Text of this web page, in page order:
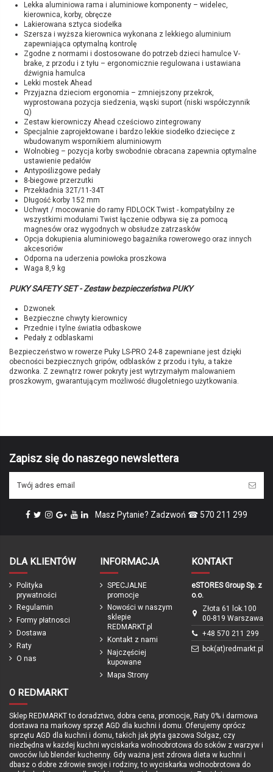
Lekka aluminiowa rama i aluminiowe komponenty – widelec,
kierownica, korby, obręcze
Lakierowana sztyca siodełka
Szersza i wyższa kierownica wykonana z lekkiego aluminium
zapewniająca optymalną kontrolę
Zgodne z normami i dostosowane do potrzeb dzieci hamulce V-
brake, z przodu i z tyłu – ergonomicznie regulowana i ustawiana
dźwignia hamulca
Lekki mostek Ahead
Przyjazna dzieciom ergonomia – zmniejszony przekrok,
wyprostowana pozycja siedzenia, wąski suport (niski współczynnik
Q)
Zestaw kierowniczy Ahead cześciowo zintegrowany
Specjalnie zaprojektowane i bardzo lekkie siodełko dziecięce z
wbudowanym wspornikiem aluminiowym
Wolnobieg – pozycja korby swobodnie obracana zapewnia optymalne
ustawienie pedałów
Antypoślizgowe pedały
8-biegowe przerzutki
Przekładnia 32T/11-34T
Długość korby 152 mm
Uchwyt / mocowanie do ramy FIDLOCK Twist - kompatybilny ze
wszystkimi modułami Twist łączenie odbywa się za pomocą
magnesów oraz wygodnych w obsłudze zatrzasków
Opcja dokupienia aluminiowego bagażnika rowerowego oraz innych
akcesoriów
Odporna na uderzenia powłoka proszkowa
Waga 8,9 kg
PUKY SAFETY SET - Zestaw bezpieczeństwa PUKY
Dzwonek
Bezpieczne chwyty kierownicy
Przednie i tylne światła odbaskowe
Pedały z odblaskami
Bezpieczeństwo w rowerze Puky LS-PRO 24-8 zapewniane jest dzięki
obecności bezpiecznych gripów, odblasków z przodu i tyłu, a także
dzwonka. Z zewnątrz rower pokryty jest wytrzymałym malowaniem
proszkowym, gwarantującym możliwość długoletniego użytkowania.
Długość nogi
Hamulce V-brake przód/V-brake tył
Regulacja siodełka
Przerzutka tylna 8-biegowa
Podpórka Tak
Waga 8,9 kg
Produkcja
Gwarancja
24 miesięce / z opcją darmowego
przedłużenia po rejestracji produktu
Marka
Koszyk na kierownicę PUKY L
9121
brązowy
Kask PUKY Helmet M retro
różowy
Lockstar retro różowy 9436
PUKY
69,00 zł
różowy
9466 czarny do LS-PRO
PUKY
169,00 zł
czarny
Zapisz się do naszego newslettera
Masz Pytanie? Zadzwoń ☎ 570 211 299
DLA KLIENTÓW
Polityka
prywatności
Regulamin
Formy płatnosci
Dostawa
Raty
O nas
INFORMACJA
SPECJALNE
promocje
Nowości w naszym
sklepie
REDMARKT.pl
Kontakt z nami
Najczęściej
kupowane
Mapa Strony
KONTAKT
eSTORES Group Sp. z
o.o.
Złota 61 lok.100
00-819 Warszawa
+48 570 211 299
bok(at)redmarkt.pl
O REDMARKT
Sklep REDMARKT to doradztwo, dobra cena, promocje, Raty 0% i darmowa
dostawa na markowy sprzęt AGD dla kuchni i domu. Oferujemy oprócz
sprzętu AGD dla kuchni i domu, takich jak płyta gazowa Solgaz, czy
niezbędna w każdej kuchni wyciskarka wolnoobrotowa do soków z warzyw i
owoców lub blender kuchenny. Gdy ważna jest zdrowa dieta w kuchni i
dbasz o dobre zdrowie swoje i rodziny, to wyciskarka wolnoobrotowa do